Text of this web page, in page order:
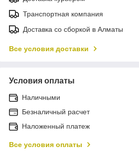
Транспортная компания
Доставка со сборкой в Алматы
Все условия доставки
Условия оплаты
Наличными
Безналичный расчет
Наложенный платеж
Все условия оплаты